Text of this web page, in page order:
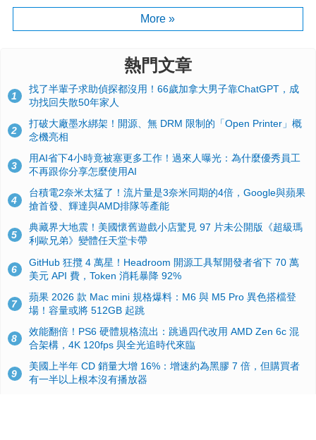
More »
熱門文章
1
找了半輩子求助偵探都沒用！66歲加拿大男子靠ChatGPT，成
功找回失散50年家人
2
打破大廠墨水綁架！開源、無 DRM 限制的「Open Printer」概
念機亮相
3
用AI省下4小時竟被塞更多工作！過來人曝光：為什麼優秀員工
不再跟你分享怎麼使用AI
4
台積電2奈米太猛了！流片量是3奈米同期的4倍，Google與蘋果
搶首發、輝達與AMD排隊等產能
5
典藏界大地震！美國懷舊遊戲小店驚見 97 片未公開版《超級瑪
利歐兄弟》變體任天堂卡帶
6
GitHub 狂攬 4 萬星！Headroom 開源工具幫開發者省下 70 萬
美元 API 費，Token 消耗暴降 92%
7
蘋果 2026 款 Mac mini 規格爆料：M6 與 M5 Pro 異色搭檔登
場！容量或將 512GB 起跳
8
效能翻倍！PS6 硬體規格流出：跳過四代改用 AMD Zen 6c 混
合架構，4K 120fps 與全光追時代來臨
9
美國上半年 CD 銷量大增 16%：增速約為黑膠 7 倍，但購買者
有一半以上根本沒有播放器